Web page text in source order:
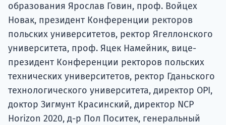
образования Ярослав Говин, проф. Войцех
Новак, президент Конференции ректоров
польских университетов, ректор Ягеллонского
университета, проф. Яцек Намейник, вице-
президент Конференции ректоров польских
технических университетов, ректор Гданьского
технологического университета, директор OPI,
доктор Зигмунт Красинский, директор NCP
Horizon 2020, д-р Пол Поситек, генеральный